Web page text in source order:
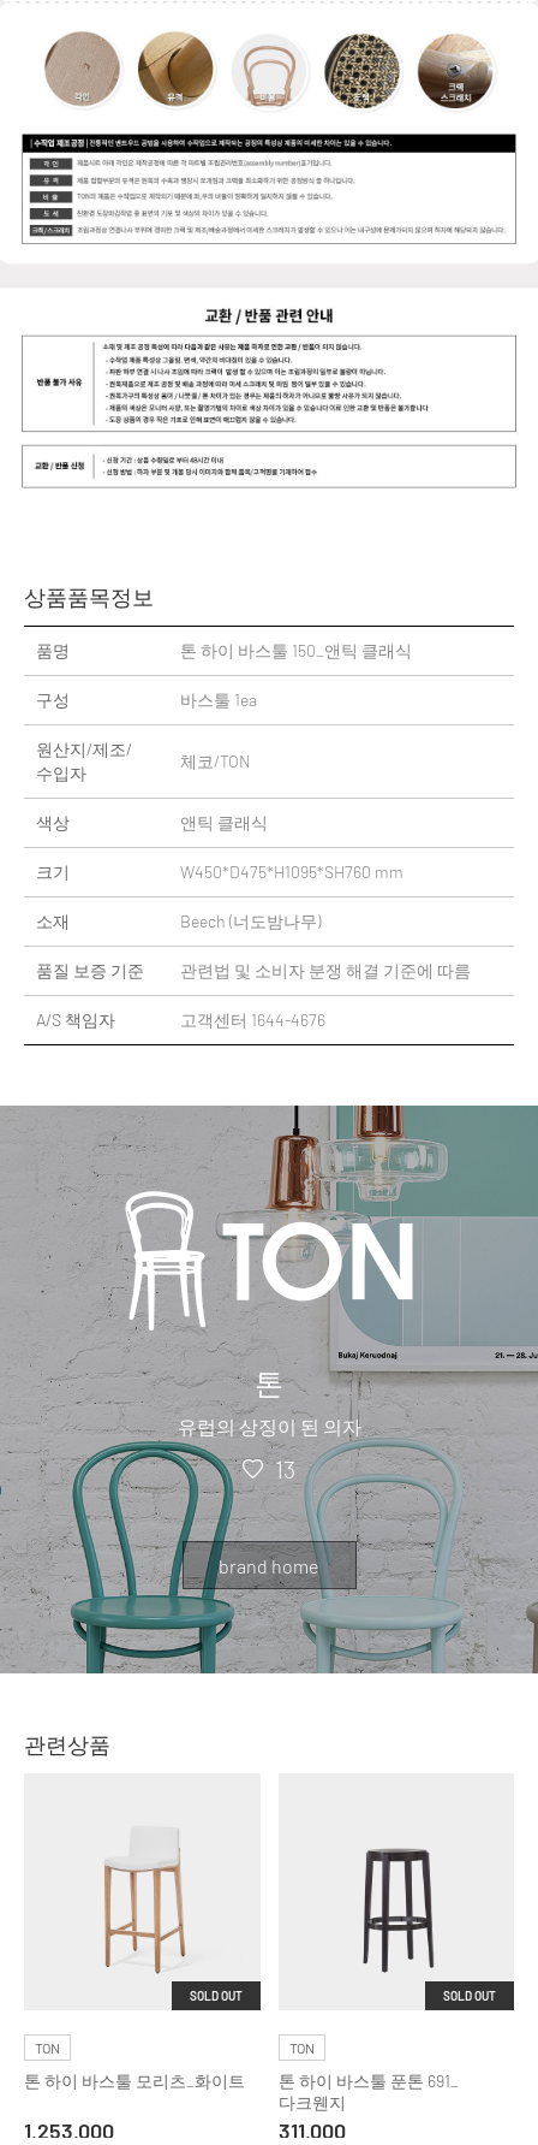
상품품목정보
품명 톤 하이 바스툴 150_앤틱 클래식
구성 바스툴 1ea
원산지/제조/
수입자
체코/TON
색상 앤틱 클래식
크기 W450*D475*H1095*SH760 mm
소재 Beech (너도밤나무)
품질 보증 기준 관련법 및 소비자 분쟁 해결 기준에 따름
A/S 책임자 고객센터 1644-4676
톤
유럽의 상징이 된 의자
13
brand home
관련상품
SOLD OUT
TON
톤 하이 바스툴 모리츠_화이트
1,253,000
SOLD OUT
TON
톤 하이 바스툴 푼톤 691_
다크웬지
311,000